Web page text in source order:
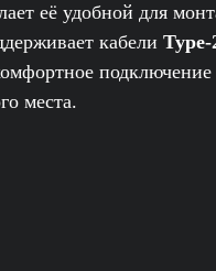
её удобной для
кабели
места.